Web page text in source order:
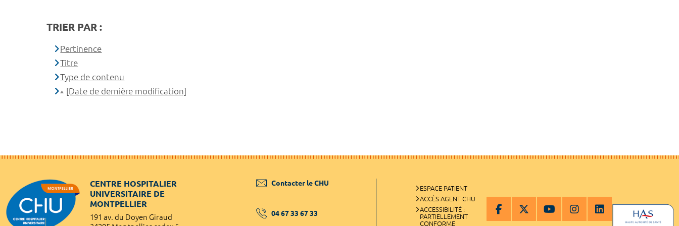
TRIER PAR :
Pertinence
Titre
Type de contenu
[Date de dernière modification]
CENTRE HOSPITALIER
UNIVERSITAIRE DE
MONTPELLIER
191 av. du Doyen Giraud
Contacter le CHU
04 67 33 67 33
ESPACE PATIENT
ACCÈS AGENT CHU
ACCESSIBILITÉ :
PARTIELLEMENT
CONFORME